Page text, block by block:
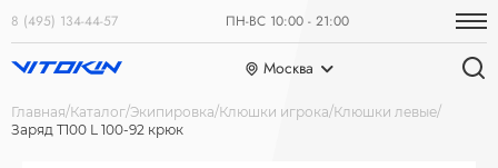
8 (495) 134-44-57 ПН-ВС 10:00 - 21:00
Москва
Главная Каталог Экипировка Клюшки игрока Клюшки левые
Заряд Т100 L 100-92 крюк